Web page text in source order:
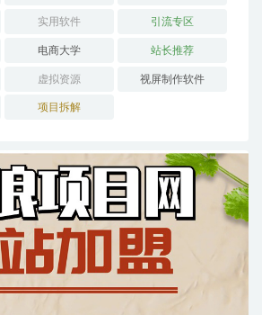
实用软件 引流专区
电商大学 站长推荐
虚拟资源 视屏制作软件
项目拆解